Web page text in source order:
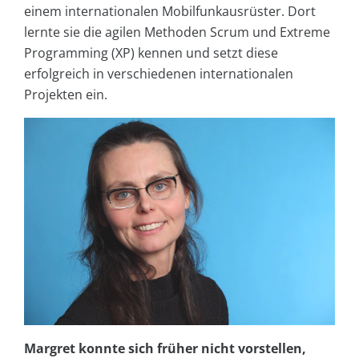
einem internationalen Mobilfunkausrüster. Dort
lernte sie die agilen Methoden Scrum und Extreme
Programming (XP) kennen und setzt diese
erfolgreich in verschiedenen internationalen
Projekten ein.
Margret konnte sich früher nicht vorstellen,